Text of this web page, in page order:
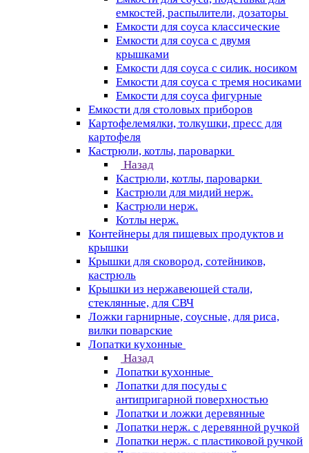
емкостей, распылители, дозаторы
Емкости для соуса классические
Емкости для соуса с двумя
крышками
Емкости для соуса с силик. носиком
Емкости для соуса с тремя носиками
Емкости для соуса фигурные
Емкости для столовых приборов
Картофелемялки, толкушки, пресс для
картофеля
Кастрюли, котлы, пароварки
Назад
Кастрюли, котлы, пароварки
Кастрюли для мидий нерж.
Кастрюли нерж.
Котлы нерж.
Контейнеры для пищевых продуктов и
крышки
Крышки для сковород, сотейников,
кастрюль
Крышки из нержавеющей стали,
стеклянные, для СВЧ
Ложки гарнирные, соусные, для риса,
вилки поварские
Лопатки кухонные
Назад
Лопатки кухонные
Лопатки для посуды с
антипригарной поверхностью
Лопатки и ложки деревянные
Лопатки нерж. с деревянной ручкой
Лопатки нерж. с пластиковой ручкой